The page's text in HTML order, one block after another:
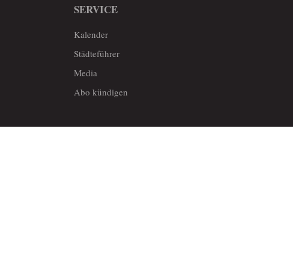
SERVICE
Kalender
Städteführer
Media
Abo kündigen